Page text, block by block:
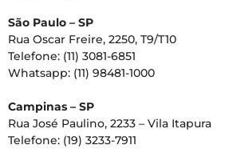
São Paulo – SP
Rua Oscar Freire, 2250, T9/T10
Telefone: (11) 3081-6851
Whatsapp: (11) 98481-1000
Campinas – SP
Rua José Paulino, 2233 – Vila Itapura
Telefone: (19) 3233-7911